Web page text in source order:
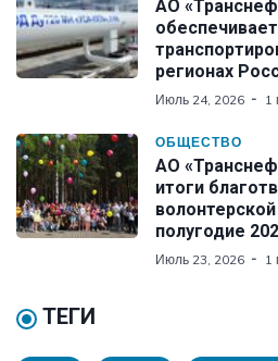
АО
регионах
Июль 24, 2026 1
ОБЩЕСТВО
АО
итоги
полугодие
Июль 23, 2026 1
ТЕГИ